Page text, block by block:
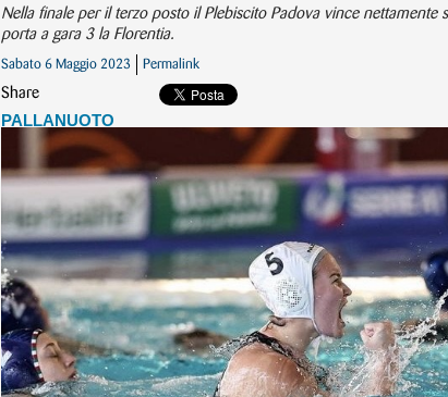
Nella finale per il terzo posto il Plebiscito Padova vince
porta a gara 3 la Florentia.
Sabato 6 Maggio 2023 Permalink
Share
PALLANUOTO